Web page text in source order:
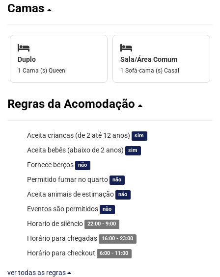
Camas
Duplo
1 Cama (s) Queen
Sala/Área Comum
1 Sofá-cama (s) Casal
Regras da Acomodação
Aceita crianças (de 2 até 12 anos) sim
Aceita bebês (abaixo de 2 anos) sim
Fornece berços não
Permitido fumar no quarto não
Aceita animais de estimação não
Eventos são permitidos não
Horario de silêncio 22:00 - 9:00
Horário para chegadas 16:00 - 23:00
Horário para checkout 6:00 - 11:00
ver todas as regras